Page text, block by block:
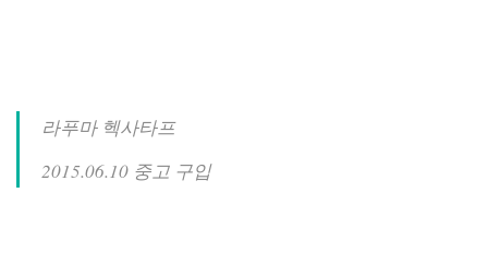
라푸마 헥사타프
2015.06.10 중고 구입